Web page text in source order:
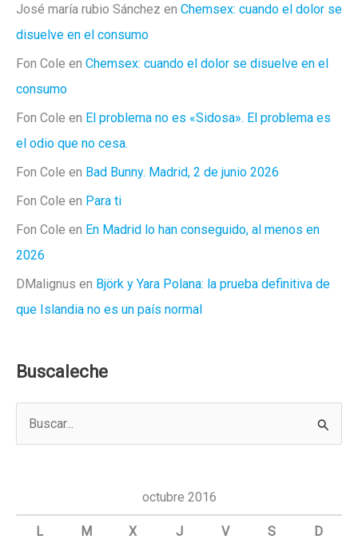
José maría rubio Sánchez en Chemsex: cuando el dolor se
disuelve en el consumo
Fon Cole en Chemsex: cuando el dolor se disuelve en el
consumo
Fon Cole en El problema no es «Sidosa». El problema es
el odio que no cesa.
Fon Cole en Bad Bunny. Madrid, 2 de junio 2026
Fon Cole en Para ti
Fon Cole en En Madrid lo han conseguido, al menos en
2026
DMalignus en Björk y Yara Polana: la prueba definitiva de
que Islandia no es un país normal
Buscaleche
a
octubre 2016
L M X J V S D